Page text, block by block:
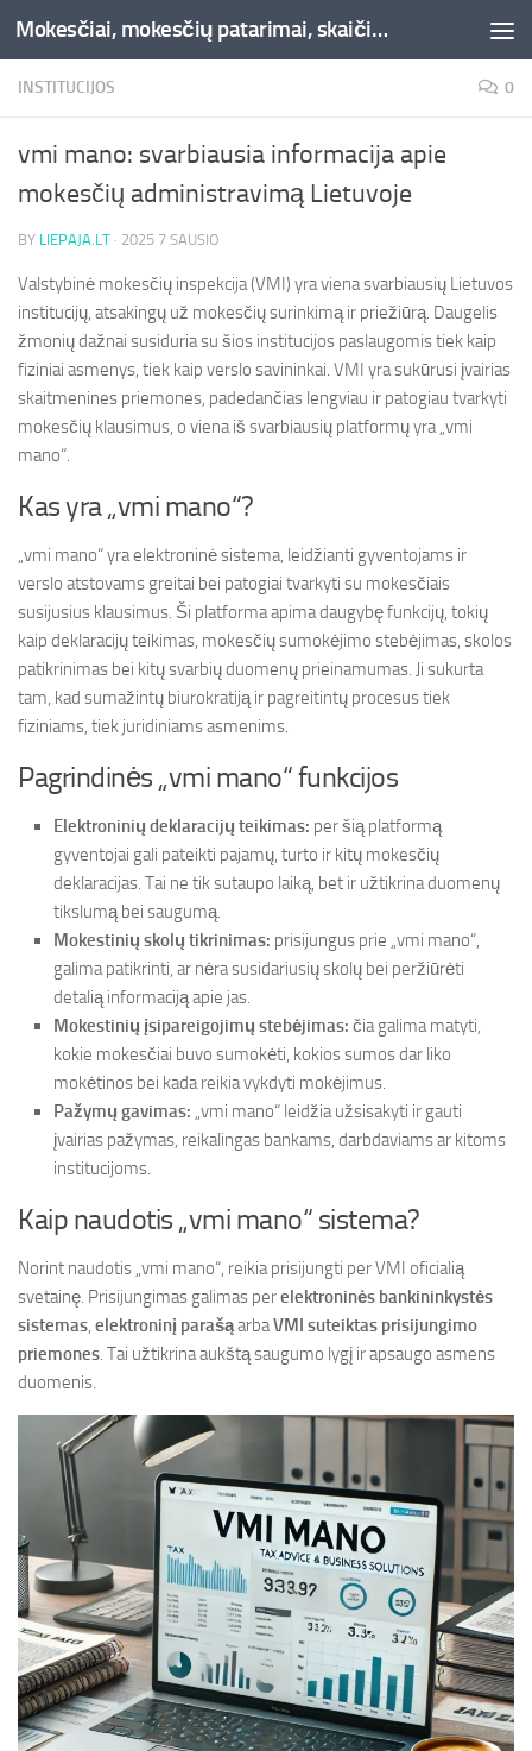
Skip to content Mokesčiai, mokesčių patarimai, skaičiuoklės, straipsniai -Liepaja.lt
INSTITUCIJOS 0
vmi mano: svarbiausia informacija apie
mokesčių administravimą Lietuvoje
BY LIEPAJA.LT · 2025 7 SAUSIO
Valstybinė mokesčių inspekcija (VMI) yra viena svarbiausių Lietuvos
institucijų, atsakingų už mokesčių surinkimą ir priežiūrą. Daugelis
žmonių dažnai susiduria su šios institucijos paslaugomis tiek kaip
fiziniai asmenys, tiek kaip verslo savininkai. VMI yra sukūrusi įvairias
skaitmenines priemones, padedančias lengviau ir patogiau tvarkyti
mokesčių klausimus, o viena iš svarbiausių platformų yra „vmi
mano“.
Kas yra „vmi mano“?
„vmi mano“ yra elektroninė sistema, leidžianti gyventojams ir
verslo atstovams greitai bei patogiai tvarkyti su mokesčiais
susijusius klausimus. Ši platforma apima daugybę funkcijų, tokių
kaip deklaracijų teikimas, mokesčių sumokėjimo stebėjimas, skolos
patikrinimas bei kitų svarbių duomenų prieinamumas. Ji sukurta
tam, kad sumažintų biurokratiją ir pagreitintų procesus tiek
fiziniams, tiek juridiniams asmenims.
Pagrindinės „vmi mano“ funkcijos
Elektroninių deklaracijų teikimas: per šią platformą
gyventojai gali pateikti pajamų, turto ir kitų mokesčių
deklaracijas. Tai ne tik sutaupo laiką, bet ir užtikrina duomenų
tikslumą bei saugumą.
Mokestinių skolų tikrinimas: prisijungus prie „vmi mano“,
galima patikrinti, ar nėra susidariusių skolų bei peržiūrėti
detalią informaciją apie jas.
Mokestinių įsipareigojimų stebėjimas: čia galima matyti,
kokie mokesčiai buvo sumokėti, kokios sumos dar liko
mokėtinos bei kada reikia vykdyti mokėjimus.
Pažymų gavimas: „vmi mano“ leidžia užsisakyti ir gauti
įvairias pažymas, reikalingas bankams, darbdaviams ar kitoms
institucijoms.
Kaip naudotis „vmi mano“ sistema?
Norint naudotis „vmi mano“, reikia prisijungti per VMI oficialią
svetainę. Prisijungimas galimas perelektroninės bankininkystės
sistemas, elektroninį parašąarbaVMI suteiktas prisijungimo
priemones. Tai užtikrina aukštą saugumo lygį ir apsaugo asmens
duomenis.